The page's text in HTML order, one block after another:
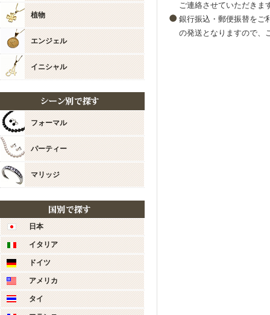
重ねてお礼申し上げます。
多くの場面でたくさん身
ご連絡させていただきま
銀行振込・郵便振替をご
の発送となりますので、
植物
エンジェル
イニシャル
フォーマル
パーティー
マリッジ
日本
イタリア
ドイツ
アメリカ
タイ